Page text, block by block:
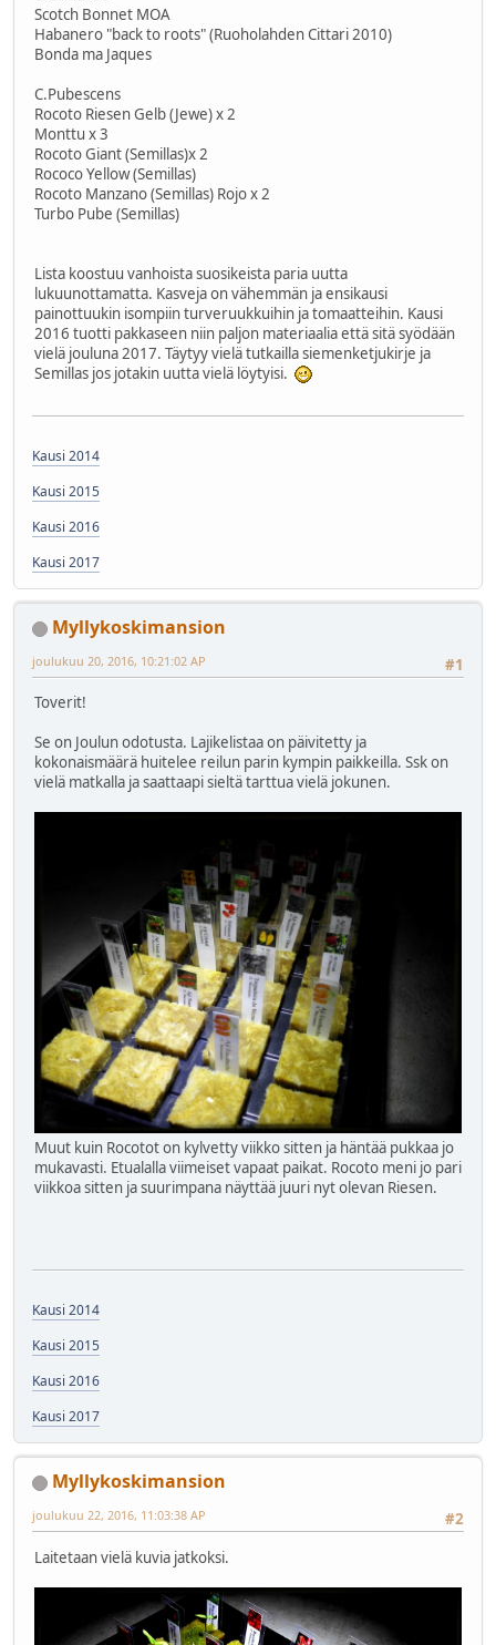
Scotch Bonnet MOA
Habanero "back to roots" (Ruoholahden Cittari 2010)
Bonda ma Jaques
C.Pubescens
Rocoto Riesen Gelb (Jewe) x 2
Monttu x 3
Rocoto Giant (Semillas)x 2
Rococo Yellow (Semillas)
Rocoto Manzano (Semillas) Rojo x 2
Turbo Pube (Semillas)
Lista koostuu vanhoista suosikeista paria uutta
lukuunottamatta. Kasveja on vähemmän ja ensikausi
painottuukin isompiin turveruukkuihin ja tomaatteihin. Kausi
2016 tuotti pakkaseen niin paljon materiaalia että sitä syödään
vielä jouluna 2017. Täytyy vielä tutkailla siemenketjukirje ja
Semillas jos jotakin uutta vielä löytyisi.
Kausi 2014
Kausi 2015
Kausi 2016
Kausi 2017
Myllykoskimansion
#1
joulukuu 20, 2016, 10:21:02 AP
Toverit!
Se on Joulun odotusta. Lajikelistaa on päivitetty ja
kokonaismäärä huitelee reilun parin kympin paikkeilla. Ssk on
vielä matkalla ja saattaapi sieltä tarttua vielä jokunen.
Muut kuin Rocotot on kylvetty viikko sitten ja häntää pukkaa jo
mukavasti. Etualalla viimeiset vapaat paikat. Rocoto meni jo pari
viikkoa sitten ja suurimpana näyttää juuri nyt olevan Riesen.
Kausi 2014
Kausi 2015
Kausi 2016
Kausi 2017
Myllykoskimansion
#2
joulukuu 22, 2016, 11:03:38 AP
Laitetaan vielä kuvia jatkoksi.